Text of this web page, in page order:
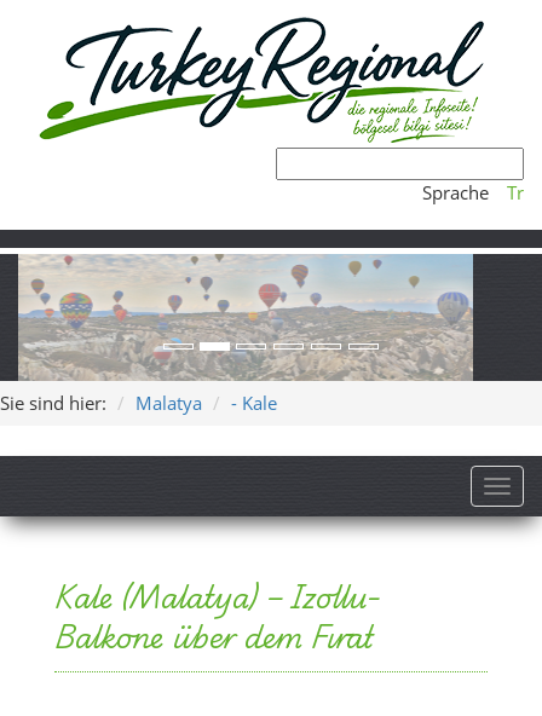
Sprache Tr
Sie sind hier: Malatya - Kale
Kale (Malatya) – Izollu-
Balkone über dem Fırat